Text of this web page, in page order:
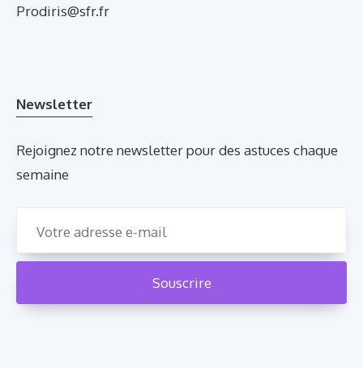
Prodiris@sfr.fr
Newsletter
Rejoignez notre newsletter pour des astuces chaque
semaine